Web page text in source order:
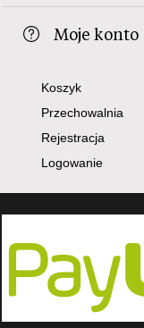
Moje konto
Koszyk
Przechowalnia
Rejestracja
Logowanie